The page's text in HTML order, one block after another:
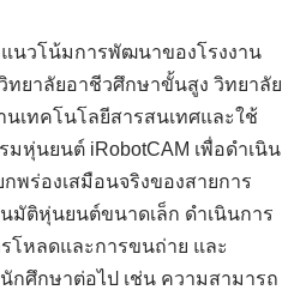
นวโน้มการพัฒนาของโรงงาน
ยาลัยอาชีวศึกษาขั้นสูง วิทยาลัย
เทคโนโลยีสารสนเทศและใช้
หุ่นยนต์ iRobotCAM เพื่อดำเนิน
พร่องเสมือนจริงของสายการ
มัติหุ่นยนต์ขนาดเล็ก ดำเนินการ
โหลดและการขนถ่าย และ
กศึกษาต่อไป เช่น ความสามารถ